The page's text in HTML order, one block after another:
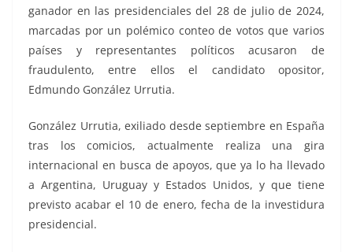
ganador en las presidenciales del 28 de julio de 2024,
marcadas por un polémico conteo de votos que varios
países y representantes políticos acusaron de
fraudulento, entre ellos el candidato opositor,
Edmundo González Urrutia.
González Urrutia, exiliado desde septiembre en España
tras los comicios, actualmente realiza una gira
internacional en busca de apoyos, que ya lo ha llevado
a Argentina, Uruguay y Estados Unidos, y que tiene
previsto acabar el 10 de enero, fecha de la investidura
presidencial.